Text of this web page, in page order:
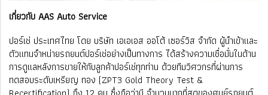
เกี่ยวกับ AAS Auto Service
ปอร์เช่ ประเทศไทย โดย บริษัท เอเอเอส ออโต้ เซอร์วิส จำกัด ผู้นำเข้าและ
ตัวแทนจำหน่ายรถยนต์ปอร์เช่อย่างเป็นทางการ ได้สร้างความเชื่อมั่นในด้าน
การดูแลหลังการขายให้กับลูกค้าปอร์เช่ทุกท่าน ด้วยทีมวิศวกรที่ผ่านการ
ทดสอบระดับเหรียญ ทอง (ZPT3 Gold Theory Test &